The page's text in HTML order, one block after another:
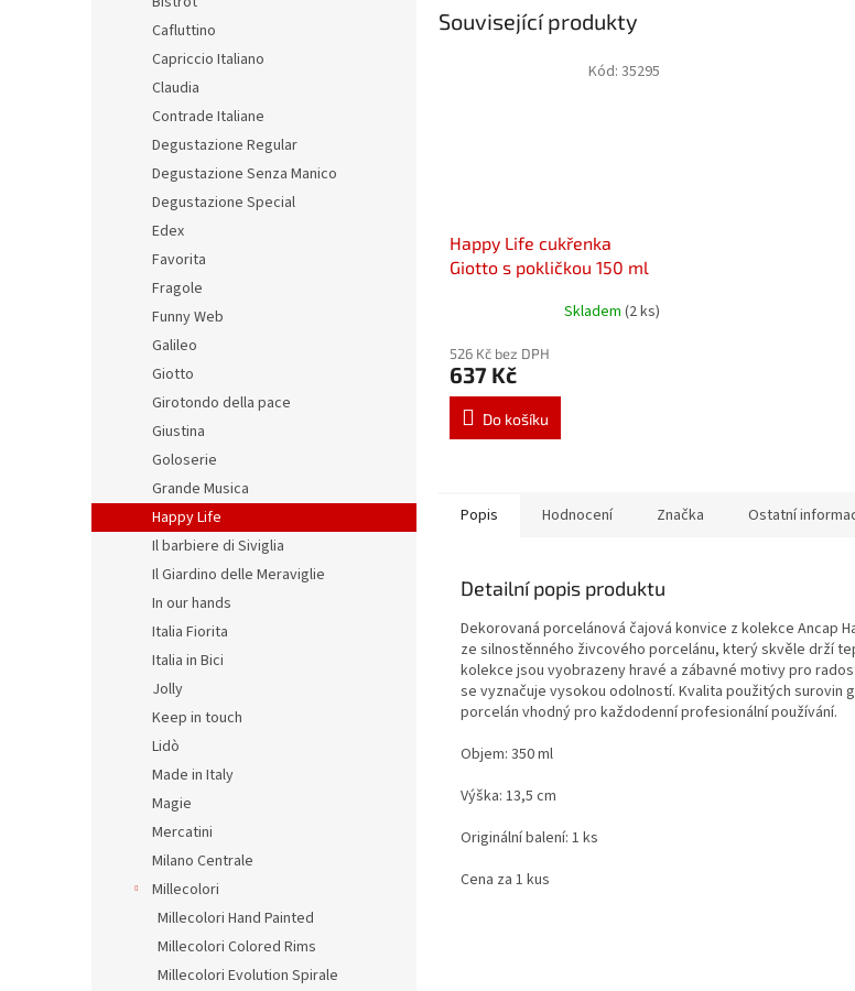
Cafluttino
Capriccio Italiano
Claudia
Contrade Italiane
Degustazione Regular
Degustazione Senza Manico
Degustazione Special
Edex
Favorita
Fragole
Funny Web
Galileo
Giotto
Girotondo della pace
Giustina
Goloserie
Grande Musica
Happy Life
Il barbiere di Siviglia
Il Giardino delle Meraviglie
In our hands
Italia Fiorita
Italia in Bici
Jolly
Keep in touch
Lidò
Made in Italy
Magie
Mercatini
Milano Centrale
Millecolori
Millecolori Hand Painted
Millecolori Colored Rims
Millecolori Evolution Spirale
Související produkty
Happy Life cukřenka
Giotto s pokličkou 150 ml
Skladem (2 ks)
526 Kč bez DPH
637 Kč
Do košíku
Kód: 35295
Popis Hodnocení Značka Ostatní
Detailní popis produktu
Dekorovaná porcelánová čajová konvice z kolekce Ancap
ze silnostěnného živcového porcelánu, který skvěle drží
kolekce jsou vyobrazeny hravé a zábavné motivy pro
se vyznačuje vysokou odolností. Kvalita použitých surovin
porcelán vhodný pro každodenní profesionální používání.
Objem: 350 ml
Výška: 13,5 cm
Originální balení: 1 ks
Cena za 1 kus